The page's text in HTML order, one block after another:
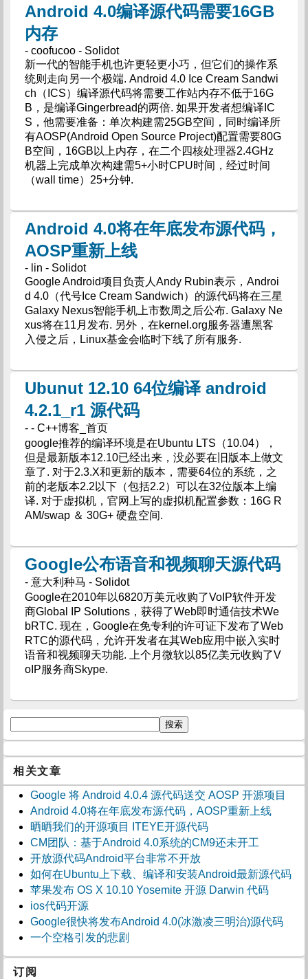
Android 4.0编译源代码需要16GB
内存
- coofucoo - Solidot
新一代的智能手机也许更轻更小巧，但它们的操作系
统则走向另一个极端. Android 4.0 Ice Cream Sandwi
ch（ICS）编译源代码将需要工作站内存不低于16G
B，是编译Gingerbread的两倍. 如果开发者想编译IC
S，他需要准备：单次构建需25GB空间，同时编译所
有AOSP(Android Open Source Project)配置需要80G
B空间，16GB以上内存，在二个四核处理器2.4GHz
机器上完成单次构建需5+小时CPU时间，经过时间
（wall time）25+分钟.
Android 4.0将在年底发布源代码，
AOSP重新上线
- lin - Solidot
Google Android项目负责人Andy Rubin表示，Androi
d 4.0（代号Ice Cream Sandwich）的源代码将在三星
Galaxy Nexus智能手机上市数周之后公布. Galaxy Ne
xus将在11月发布. 另外，在kernel.org服务器遭黑客
入侵之后，Linux基金会临时下线了所有服务.
Ubunut 12.10 64位编译 android
4.2.1_r1 源代码
- - C++博客_首页
google推荐的编译环境是在Ubuntu LTS（10.04），
但是最新版本12.10已经出来，没必要在旧版本上做文
章了. 对于2.3.X和更新的版本，需要64位的系统，之
前的老版本2.2以下（包括2.2）可以在32位版本上编
译. 对于虚拟机，官网上写的虚拟机配置参数：16G R
AM/swap ＆ 30G+ 硬盘空间.
Google公布语音和视频聊天源代码
- 意大利种马 - Solidot
Google在2010年以6820万美元收购了VoIP软件开发
商Global IP Solutions，获得了Web即时通信技术We
bRTC. 现在，Google在免专利的许可证下发布了Web
RTC的源代码，允许开发者在其Web应用中嵌入实时
语音和视频聊天功能. 上个月微软以85亿美元收购了V
oIP服务商Skype.
相关文章
Google 将 Android 4.0.4 源代码送交 AOSP 开源项目
Android 4.0将在年底发布源代码，AOSP重新上线
晒晒我们的开源项目 ITEYE开源代码
CM团队：基于Android 4.0系统的CM9还未开工
开放源代码Android平台非常不开放
如何在Ubuntu上下载、编译和安装Android最新源代码
苹果发布 OS X 10.10 Yosemite 开源 Darwin 代码
ios代码开源
Google很快将发布Android 4.0(冰激凌三明治)源代码
一个空格引发的悲剧
订阅